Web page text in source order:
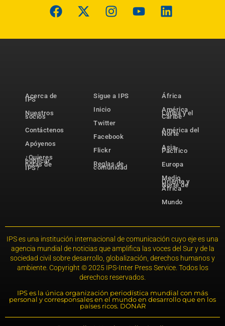
Acerca de
IPS
Nuestros
socios
Contáctenos
Apóyenos
¿Quieres
publicar
notas de
IPS?
Sigue a IPS
Inicio
Twitter
Facebook
Flickr
Reglas de
comunidad
África
América
Latina y el
Caribe
América del
Norte
Asia-
Pacífico
Europa
Medio
Oriente y
Norte de
África
Mundo
IPS es una institución internacional de comunicación cuyo eje es una
agencia mundial de noticias que amplifica las voces del Sur y de la
sociedad civil sobre desarrollo, globalización, derechos humanos y
ambiente. Copyright © 2025 IPS-Inter Press Service. Todos los
derechos reservados.
IPS es la única organización periodística mundial con más
personal y corresponsales en el mundo en desarrollo que en los
países ricos. DONAR